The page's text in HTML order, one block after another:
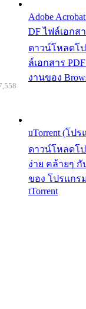
Adobe
DF ไฟล์เอกส
ดาวน์โหลดโป
ล์เอกสาร
งานของ
uTorrent (โป
ดาวน์โหลดโป
ง่าย คล้ายๆ
ของ โปรแกร
tTorrent